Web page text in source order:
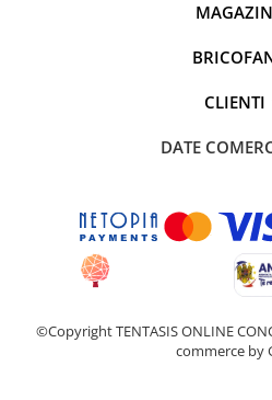
Turturi/Franjuri 220V
Diverse pentru casa si camping
Feronerie
Balamale si zavoare
MAGAZIN
CLIENTI
DATE
©Copyright TENTASIS ONLINE
commerce by